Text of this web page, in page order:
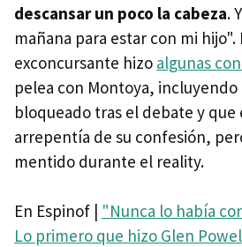
descansar un poco la cabeza.
mañana para estar con mi hijo".
exconcursante hizo algunas
pelea con Montoya, incluyendo
bloqueado tras el debate y que
arrepentía de su confesión,
mentido durante el reality.
En Espinof | "Nunca lo había
Lo primero que hizo Glen